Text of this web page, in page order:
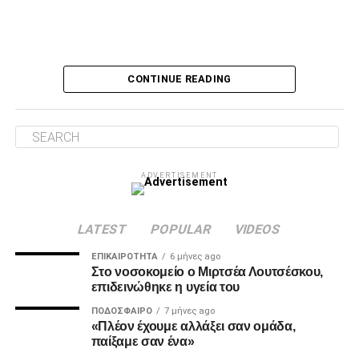
κλειστή του γωνία, μετά από σουτ του Ζίβκοβιτς και στην
Το πολυπόθητο γκολ για τον ΠΑΟΚ ήρθε, τελικά, στο 87′.
κεφαλιά ακριβείας έστειλε τη μπάλα στο βάθος της εστίας
CONTINUE READING
ADVERTISEMENT
LATEST POPULAR VIDEOS
ΕΠΙΚΑΙΡΌΤΗΤΑ 6 μήνες ago
Στο νοσοκομείο ο Μιρτσέα Λουτσέσκου,
επιδεινώθηκε η υγεία του
ΠΟΔΌΣΦΑΙΡΟ 7 μήνες ago
«Πλέον έχουμε αλλάξει σαν ομάδα,
παίξαμε σαν ένα»